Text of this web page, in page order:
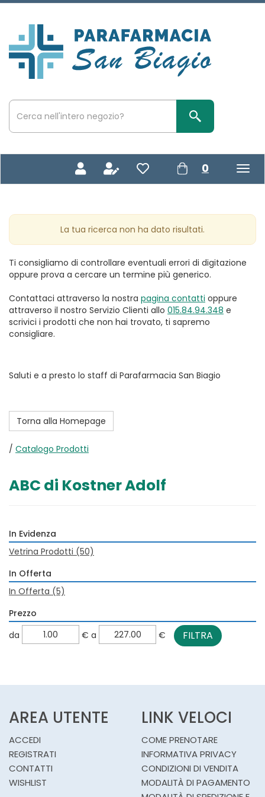
Passa
principale
San
Biagio
Cerca
Prodotto
Cerca Prodotto
0 prodotti
inseriti
La tua ricerca non ha dato risultati.
Ti consigliamo di controllare eventuali errori di digitazione
oppure prova a cercare un termine più generico.
Contattaci attraverso la nostra pagina contatti oppure
attraverso il nostro Servizio Clienti allo 015.84.94.348 e
scrivici i prodotti che non hai trovato, ti sapremo
consigliare.
Saluti e a presto lo staff di Parafarmacia San Biagio
Torna alla Homepage
/ Catalogo Prodotti
ABC di Kostner Adolf
In Evidenza
Vetrina Prodotti (50)
In Offerta
In Offerta (5)
Prezzo
filtra
da
da €
a
a €
AREA UTENTE
ACCEDI
REGISTRATI
CONTATTI
WISHLIST
LINK VELOCI
COME PRENOTARE
INFORMATIVA PRIVACY
CONDIZIONI DI VENDITA
MODALITÀ DI PAGAMENTO